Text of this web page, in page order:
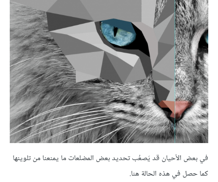
في بعض الأحيان قد يَصعُب تحديد بعض المضلعات ما يمنعنا من تلوينها
كما حصل في هذه الحالة هنا.